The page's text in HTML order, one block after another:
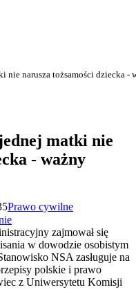
nie narusza tożsamości dziecka -
matki nie
- ważny
Prawo cywilne
zajmował się
w dowodzie osobistym
NSA zasługuje na
polskie i prawo
z Uniwersytetu Komisji